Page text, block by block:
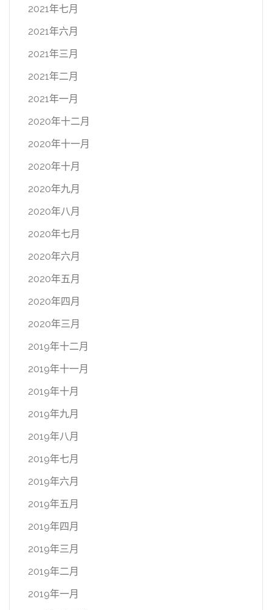
2021年七月
2021年六月
2021年三月
2021年二月
2021年一月
2020年十二月
2020年十一月
2020年十月
2020年九月
2020年八月
2020年七月
2020年六月
2020年五月
2020年四月
2020年三月
2019年十二月
2019年十一月
2019年十月
2019年九月
2019年八月
2019年七月
2019年六月
2019年五月
2019年四月
2019年三月
2019年二月
2019年一月